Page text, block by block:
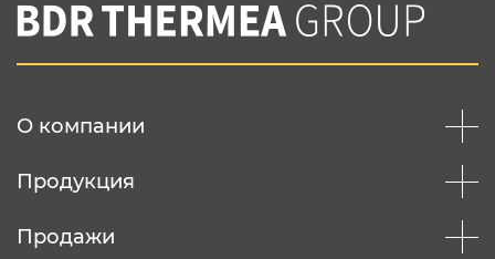
Вы соглашаетесь с нашей политикой
конфеденциальности
О компании
Продукция
Продажи